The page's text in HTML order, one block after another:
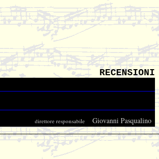
RECENSIONI
direttore responsabile Giovanni Pasqualino